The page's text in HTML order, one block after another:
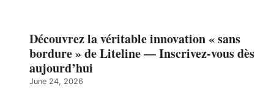
Découvrez la véritable innovation « sans
bordure » de Liteline — Inscrivez-vous dès
aujourd’hui
June 24, 2026